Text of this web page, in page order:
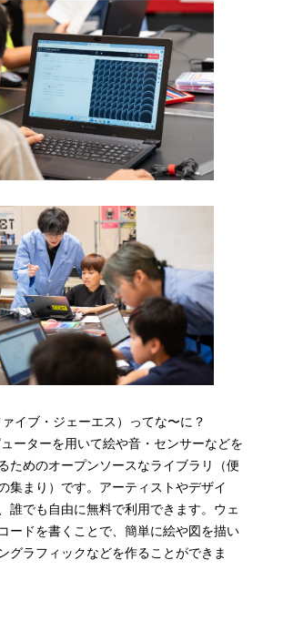
イブ・ジェーエス）ってな〜に？
ーターを用いて絵や音・センサーなどを
ためのオープンソースなライブラリ（便
集まり）です。アーティストやデザイ
誰でも自由に無料で利用できます。ウェ
ードを書くことで、簡単に絵や図を描い
グラフィックなどを作ることができま